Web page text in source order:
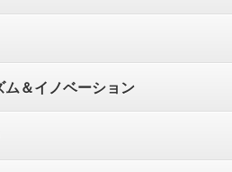
＆イノベーション